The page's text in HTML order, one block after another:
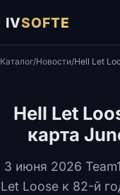
IVSOFTE
Каталог/Новости/
Hell Let
карта
3 июня 2026
Let Loose к 82-й